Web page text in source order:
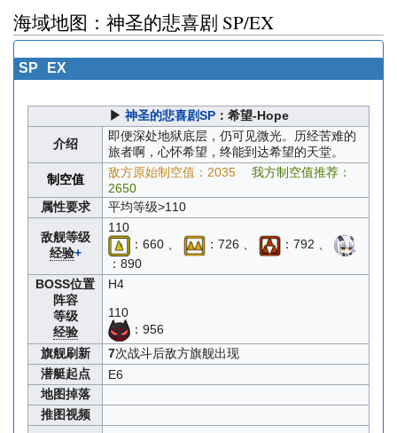
海域地图：神圣的悲喜剧 SP/EX
SP EX
▶ 神圣的悲喜剧SP：希望-Hope
介绍
即便深处地狱底层，仍可见微光。历经苦难的
旅者啊，心怀希望，终能到达希望的天堂。
制空值
敌方原始制空值：2035
我方制空值推荐：
2650
属性要求
平均等级>110
敌舰等级
经验+
110
：660 、
：726 、
：792 、
：890
BOSS位置
阵容
等级
经验
H4
110
：956
旗舰刷新
7次战斗后敌方旗舰出现
潜艇起点
E6
地图掉落
推图视频